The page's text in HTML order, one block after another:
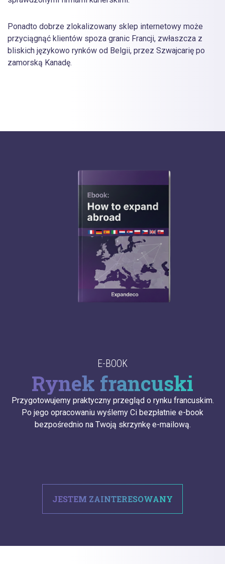
Ponadto dobrze zlokalizowany sklep internetowy może
przyciągnąć klientów spoza granic Francji, zwłaszcza z
bliskich językowo rynków od Belgii, przez Szwajcarię po
zamorską Kanadę.
E-BOOK
Rynek francuski
Przygotowujemy praktyczny przegląd o rynku francuskim.
Po jego opracowaniu wyślemy Ci bezpłatnie e-book
bezpośrednio na Twoją skrzynkę e-mailową.
JESTEM ZAINTERESOWANY